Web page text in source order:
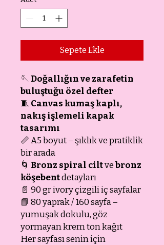
Sepete Ekle
🪡 Doğallığın ve zarafetin
buluştuğu özel defter
🧵 Canvas kumaş kaplı,
nakış işlemeli kapak
tasarımı
📏 A5 boyut – şıklık ve pratiklik
bir arada
🌀 Bronz spiral ciltvebronz
köşebentdetayları
📄 90 gr ivory çizgili iç sayfalar
📘 80 yaprak / 160 sayfa –
yumuşak dokulu, göz
yormayan krem ton kağıt
Her sayfası senin için